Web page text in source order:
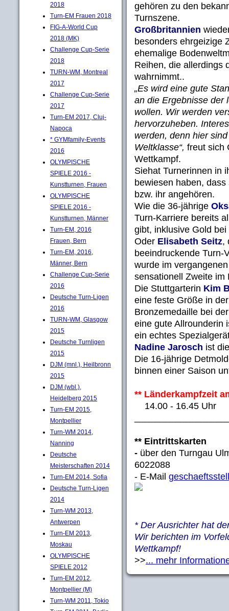
2018
Turn-EM Frauen 2018
FIG-A-World Cup
2018 (MK)
Challenge Cup-Serie
2018
TURN-WM, Montreal
2017
Challenge Cup-Serie
2017
Turn-EM 2017, Cluj-
Napoca
* GYMfamily-Events
2016
OLYMPISCHE
SPIELE 2016 -
Kunstturnen, Frauen
OLYMPISCHE
SPIELE 2016 -
Kunstturnen, Männer
Turn-EM, 2016
Frauen, Bern
Turn-EM, 2016,
Männer, Bern
Challenge Cup-Serie
2016
Deutsche Turn-Ligen
2016
TURN-WM, Glasgow
2015
Deutsche Turnligen
2015
DJM (mnl.), Heilbronn
2015
DJM (wbl.),
Heidelberg 2015
Turn-EM 2015,
Montpellier
Turn-WM 2014,
Nanning
Deutsche
Meisterschaften 2014
Turn-EM 2014, Sofia
Deutsche Turn-Ligen
2014
Turn-WM 2013,
Antwerpen
Turn-EM 2013,
Moskau
OLYMPISCHE
SPIELE 2012
Turn-EM 2012,
Montpellier (M)
Turn-WM 2011, Tokio
gehören zu den
Turnszene.
Großbritannien
besonders ehrgeizige
ehemalige
Reihen, die allerdings
wahrnimmt..
„Es wird eine gute
an die Ergebnisse der
wollen. Wir werden
hervorzuheben.
werden, denn hier
Weltklasse“, freut sich
Wettkampf.
Siehat Turnerinnen in
bewiesen haben,
bzw. ihr angehören.
Wie die 36-jährige
Turn-Karriere bereits
gibt, inklusive Gold
Oder Elisabeth Seitz,
beeindruckende Turn-
wurde im
sensationell Zweite im
Die Stuttgarterin Kim
eine feste Größe in
Bronzemedaille bei
eine gute Allrounderin
ein echtes
Nadine Jarosch ist
Die 16-jährige
binnen einer Saison
** Länderkampfzeit
14.00 - 16.45 Uhr
** Eintrittskarten
- über den Turngau
6022088
- E-Mail
* Der Ausrichter hat
Wir berichten im
Wettkampf!
>>... mehr